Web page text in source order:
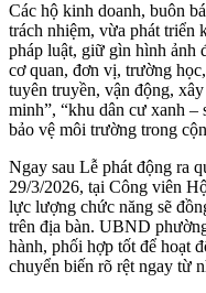
Các hộ kinh doanh, buôn
trách nhiệm, vừa phát triển
pháp luật, giữ gìn hình ảnh
cơ quan, đơn vị, trường
tuyên truyền, vận động,
minh”, “khu dân cư xanh –
bảo vệ môi trường trong
Ngay sau Lễ phát động ra
29/3/2026, tại Công viên
lực lượng chức năng sẽ
trên địa bàn. UBND
hành, phối hợp tốt để hoạt
chuyển biến rõ rệt ngay từ